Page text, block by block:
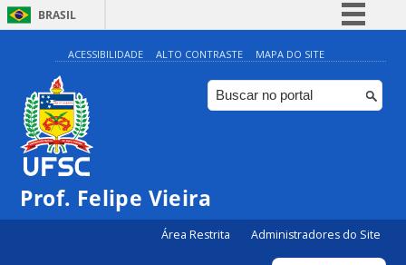
BRASIL
Simplifique!
Comunica BR
Participe
ACESSIBILIDADE ALTO CONTRASTE MAPA DO SITE
Prof. Felipe Vieira
Área Restrita Administradores do Site